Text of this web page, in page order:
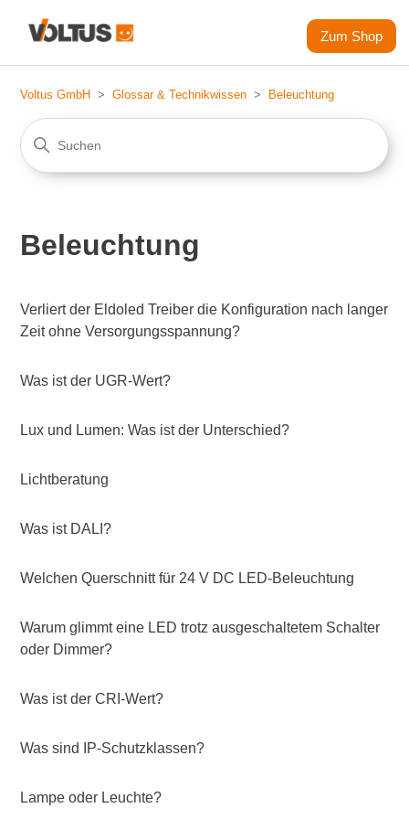
Zum Shop
Voltus GmbH Glossar & Technikwissen Beleuchtung
Beleuchtung
Verliert der Eldoled Treiber die Konfiguration nach langer
Zeit ohne Versorgungsspannung?
Was ist der UGR-Wert?
Lux und Lumen: Was ist der Unterschied?
Lichtberatung
Was ist DALI?
Welchen Querschnitt für 24 V DC LED-Beleuchtung
Warum glimmt eine LED trotz ausgeschaltetem Schalter
oder Dimmer?
Was ist der CRI-Wert?
Was sind IP-Schutzklassen?
Lampe oder Leuchte?